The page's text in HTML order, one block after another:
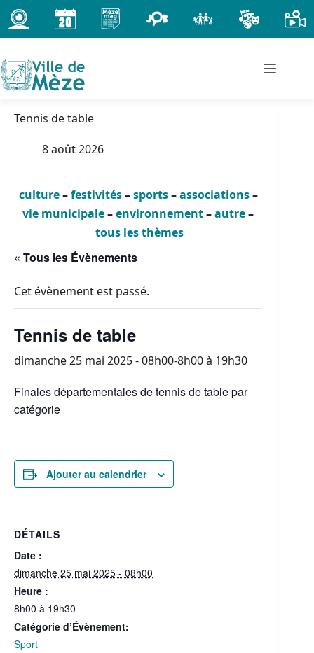
Passer
au
contenu
Tennis de table
8 août 2026
culture–festivités–sports–associations–
vie municipale–environnement–autre–
tous les thèmes
« Tous les Évènements
Cet évènement est passé.
Tennis de table
dimanche 25 mai 2025 - 08h00-8h00à 19h30
Finales départementales de tennis de table par
catégorie
Ajouter au calendrier
DÉTAILS
Date :
dimanche 25 mai 2025 - 08h00
Heure :
8h00 à 19h30
Catégorie d’Évènement:
Sport